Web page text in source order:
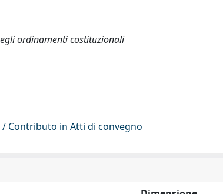
ordinamenti costituzionali
Contributo in Atti di convegno